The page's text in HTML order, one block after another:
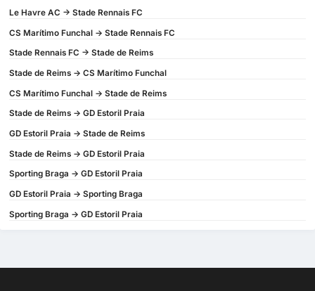
Le Havre AC -> Stade Rennais FC
CS Marítimo Funchal -> Stade Rennais FC
Stade Rennais FC -> Stade de Reims
Stade de Reims -> CS Marítimo Funchal
CS Marítimo Funchal -> Stade de Reims
Stade de Reims -> GD Estoril Praia
GD Estoril Praia -> Stade de Reims
Stade de Reims -> GD Estoril Praia
Sporting Braga -> GD Estoril Praia
GD Estoril Praia -> Sporting Braga
Sporting Braga -> GD Estoril Praia